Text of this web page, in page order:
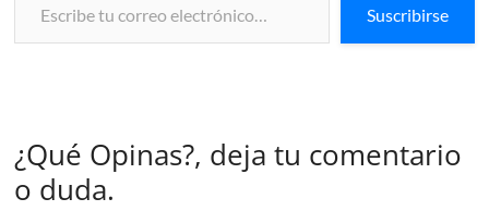
Suscribirse
¿Qué Opinas?, deja tu comentario
o duda.